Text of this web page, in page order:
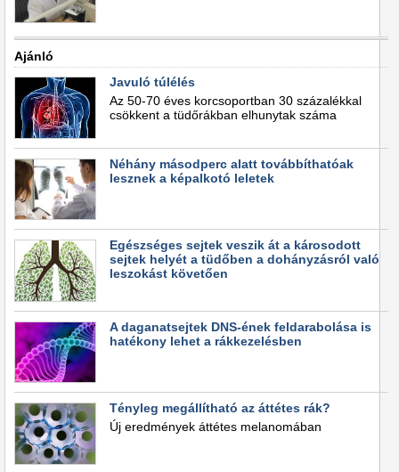
Ajánló
Javuló túlélés
Az 50-70 éves korcsoportban 30 százalékkal
csökkent a tüdőrákban elhunytak száma
Néhány másodperc alatt továbbíthatóak
lesznek a képalkotó leletek
Egészséges sejtek veszik át a károsodott
sejtek helyét a tüdőben a dohányzásról való
leszokást követően
A daganatsejtek DNS-ének feldarabolása is
hatékony lehet a rákkezelésben
Tényleg megállítható az áttétes rák?
Új eredmények áttétes melanomában